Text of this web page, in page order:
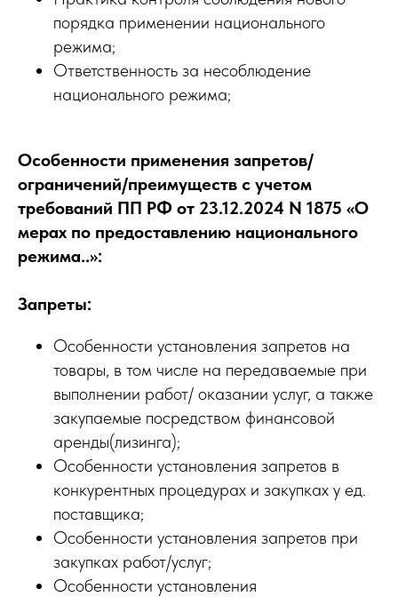
порядка применении национального
режима;
Ответственность за несоблюдение
национального режима;
Особенности применения запретов/
ограничений/преимуществ с учетом
требований ПП РФ от 23.12.2024 N 1875 «О
мерах по предоставлению национального
режима..»:
Запреты:
Особенности установления запретов на
товары, в том числе на передаваемые при
выполнении работ/ оказании услуг, а также
закупаемые посредством финансовой
аренды(лизинга);
Особенности установления запретов в
конкурентных процедурах и закупках у ед.
поставщика;
Особенности установления запретов при
закупках работ/услуг;
Особенности установления